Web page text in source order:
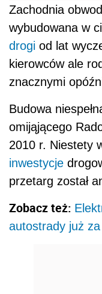
Zachodnia
wybudowana w
drogi od lat
kierowców ale
znacznymi
Budowa
omijąjącego
2010 r. Niestety
inwestycje
przetarg został
Zobacz też:
autostrady już